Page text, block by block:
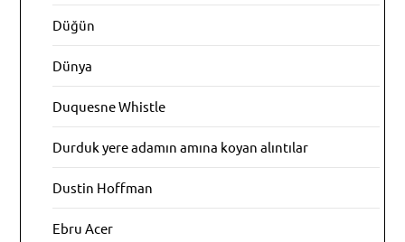
Düğün
Dünya
Duquesne Whistle
Durduk yere adamın amına koyan alıntılar
Dustin Hoffman
Ebru Acer